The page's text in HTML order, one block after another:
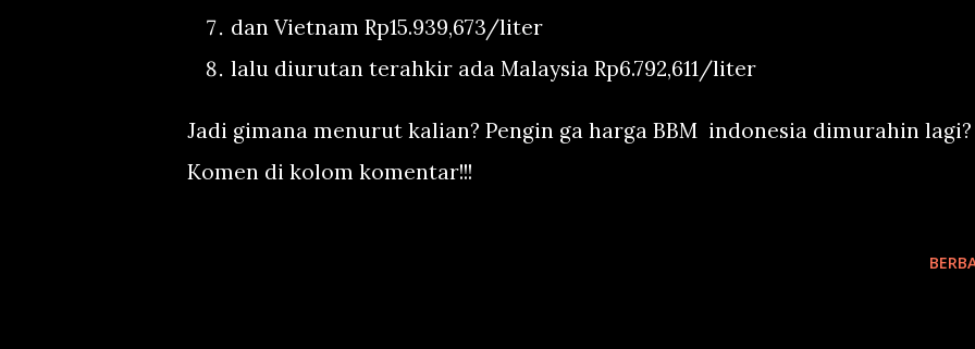
dan Vietnam Rp15.939,673/liter
lalu diurutan terahkir ada Malaysia Rp6.792,611/liter
Jadi gimana menurut kalian? Pengin ga harga BBM indonesia dimurahin lagi?
Komen di kolom komentar!!!